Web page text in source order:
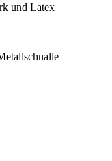
und Latex